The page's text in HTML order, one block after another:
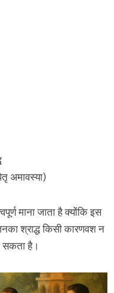
अमावस्या)
माना जाता है क्योंकि इस
श्राद्ध किसी कारणवश न
सकता है।